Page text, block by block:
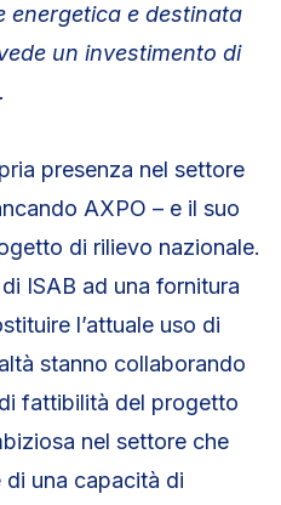
energetica e destinata
un investimento di
presenza nel settore
AXPO – e il suo
di rilievo nazionale.
ISAB ad una fornitura
l’attuale uso di
stanno collaborando
fattibilità del progetto
nel settore che
una capacità di